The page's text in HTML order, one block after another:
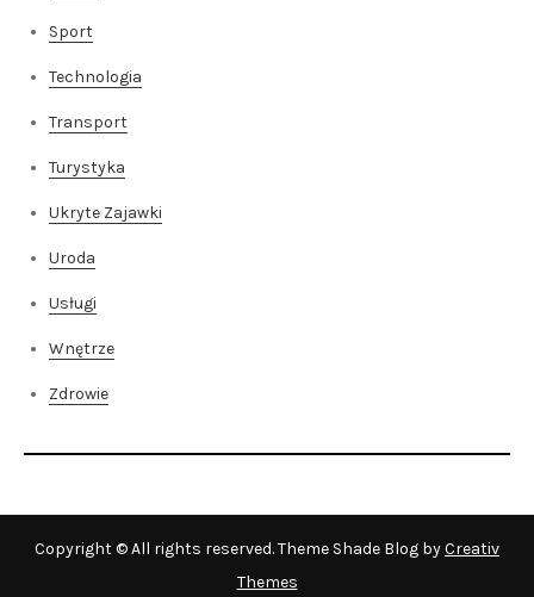
Sport
Technologia
Transport
Turystyka
Ukryte Zajawki
Uroda
Usługi
Wnętrze
Zdrowie
Copyright © All rights reserved. Theme Shade Blog byCreativ
Themes